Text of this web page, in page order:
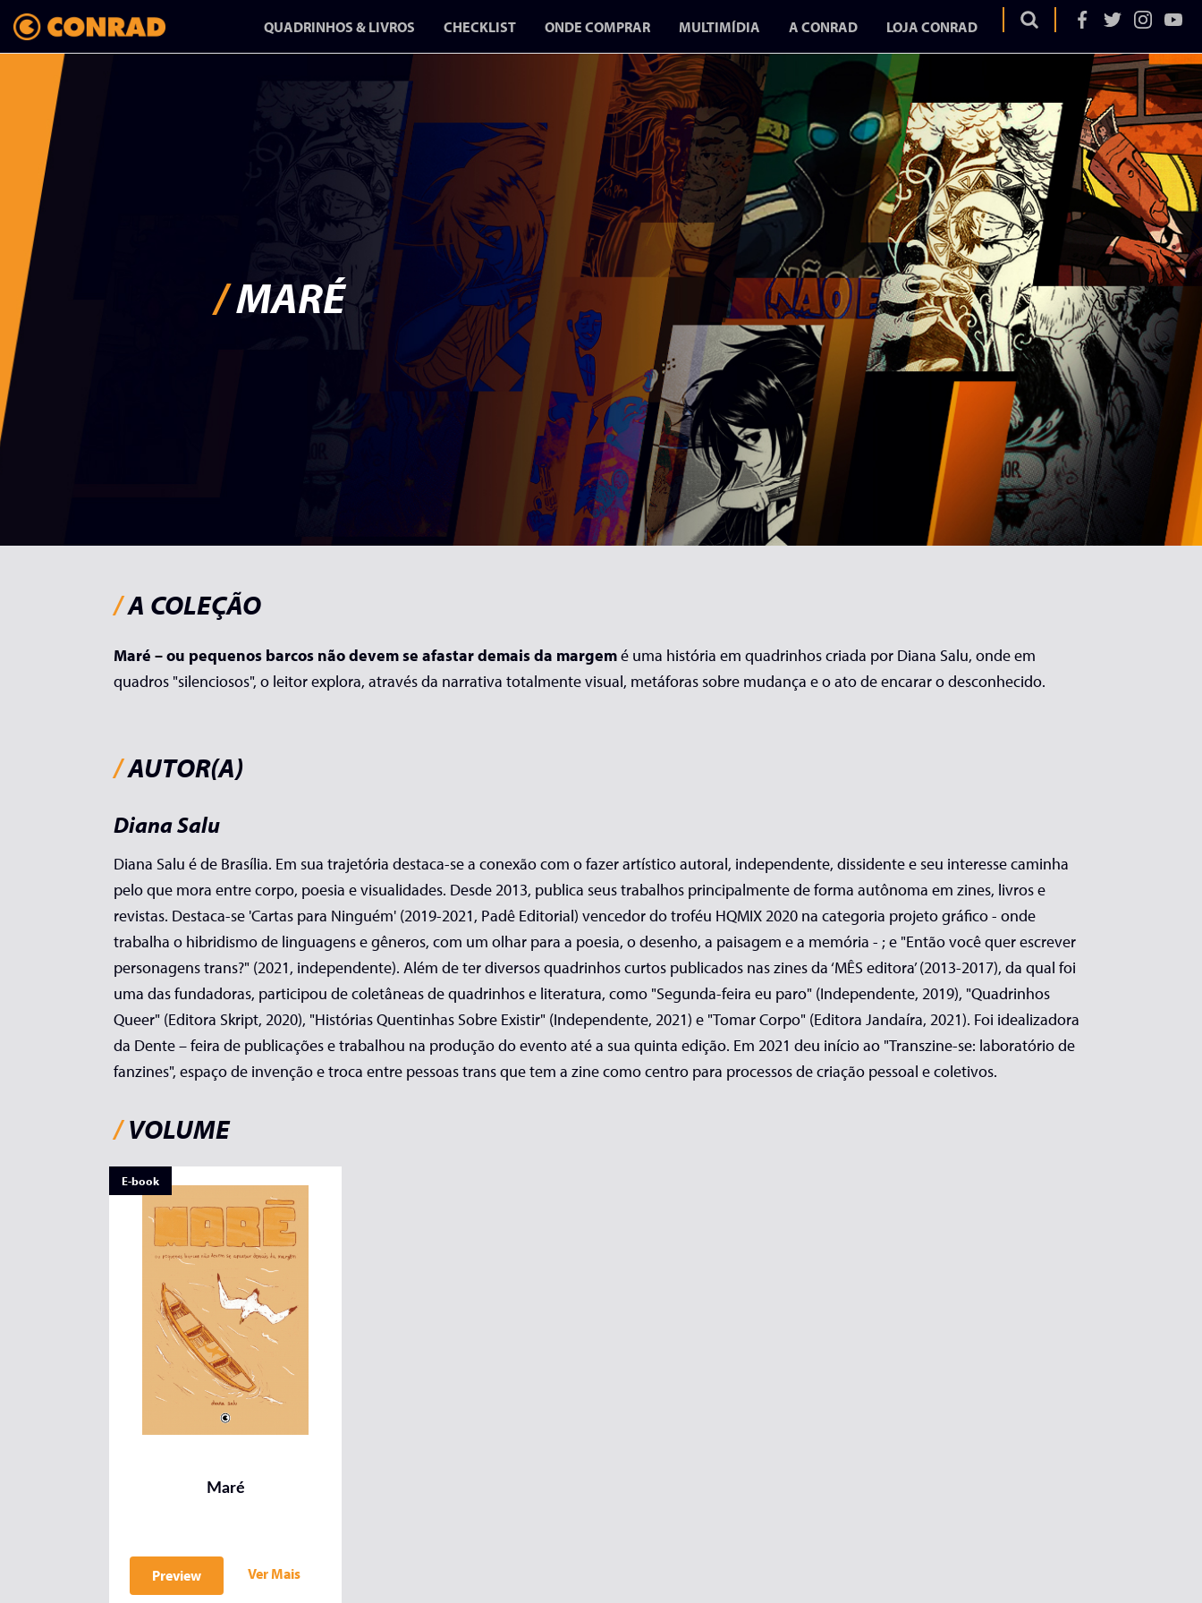
QUADRINHOS & LIVROS CHECKLIST ONDE COMPRAR MULTIMÍDIA
PODCASTS
ANFANG/AUSGANG:
HQ-REPORTAGEM DE
A GUERRA DOS
GIBIS 2 CHEGA
EM JULHO PELA
CONRAD
O SEGUNDO VOLUME
FOCA NA CENSURA
DURANTE A DITADURA
MILITAR
A CONRAD LOJA CONRAD
/MARÉ
/A COLEÇÃO
Maré – ou pequenos barcos não devem se afastar demais da margemé uma história em quadrinhos criada por Diana Salu, onde em
quadros "silenciosos", o leitor explora, através da narrativa totalmente visual, metáforas sobre mudança e o ato de encarar o desconhecido.
/AUTOR(A)
Diana Salu
Diana Salu é de Brasília. Em sua trajetória destaca-se a conexão com o fazer artístico autoral, independente, dissidente e seu interesse caminha
pelo que mora entre corpo, poesia e visualidades. Desde 2013, publica seus trabalhos principalmente de forma autônoma em zines, livros e
revistas. Destaca-se 'Cartas para Ninguém' (2019-2021, Padê Editorial) vencedor do troféu HQMIX 2020 na categoria projeto gráfico - onde
trabalha o hibridismo de linguagens e gêneros, com um olhar para a poesia, o desenho, a paisagem e a memória - ; e "Então você quer escrever
personagens trans?" (2021, independente). Além de ter diversos quadrinhos curtos publicados nas zines da ‘MÊS editora’ (2013-2017), da qual foi
uma das fundadoras, participou de coletâneas de quadrinhos e literatura, como "Segunda-feira eu paro" (Independente, 2019), "Quadrinhos
Queer" (Editora Skript, 2020), "Histórias Quentinhas Sobre Existir" (Independente, 2021) e "Tomar Corpo" (Editora Jandaíra, 2021). Foi idealizadora
da Dente – feira de publicações e trabalhou na produção do evento até a sua quinta edição. Em 2021 deu início ao "Transzine-se: laboratório de
fanzines", espaço de invenção e troca entre pessoas trans que tem a zine como centro para processos de criação pessoal e coletivos.
/VOLUME
E-book
Maré
Preview Ver Mais